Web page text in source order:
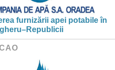
furnizării apei potabile în